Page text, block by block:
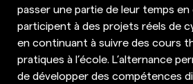
passer une partie de leur temps
participent à des projets réels de
en continuant à suivre des cours
pratiques à l’école. L’alternance
de développer des compétences